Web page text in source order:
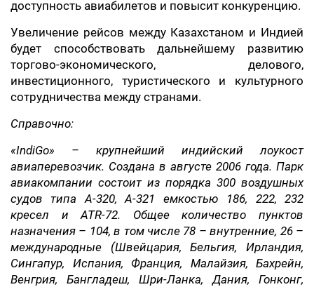
доступность авиабилетов и повысит конкуренцию.
Увеличение рейсов между Казахстаном и Индией
будет способствовать дальнейшему развитию
торгово-экономического, делового,
инвестиционного, туристического и культурного
сотрудничества между странами.
Справочно:
«IndiGo» – крупнейший индийский лоукост
авиаперевозчик. Создана в августе 2006 года. Парк
авиакомпании состоит из порядка 300 воздушных
судов типа А-320, А-321 емкостью 186, 222, 232
кресел и ATR-72. Общее количество пунктов
назначения – 104, в том числе 78 – внутренние, 26 –
международные (Швейцария, Бельгия, Ирландия,
Сингапур, Испания, Франция, Малайзия, Бахрейн,
Венгрия, Бангладеш, Шри-Ланка, Дания, Гонконг,